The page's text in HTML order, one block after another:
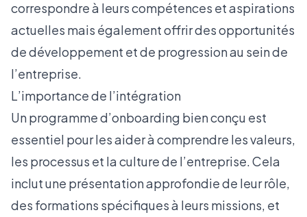
correspondre à leurs compétences et aspirations
actuelles mais également offrir des opportunités
de développement et de progression au sein de
l’entreprise.
L’importance de l’intégration
Un programmed’onboarding bien conçu est
essentiel pour les aider à comprendre les valeurs,
les processus et la culture de l’entreprise. Cela
inclut une présentation approfondie de leur rôle,
des formations spécifiques à leurs missions, et